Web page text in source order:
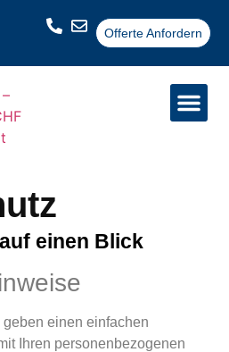
Offerte Anfordern
einen Blick
einen einfachen
Ihren personenbezogenen